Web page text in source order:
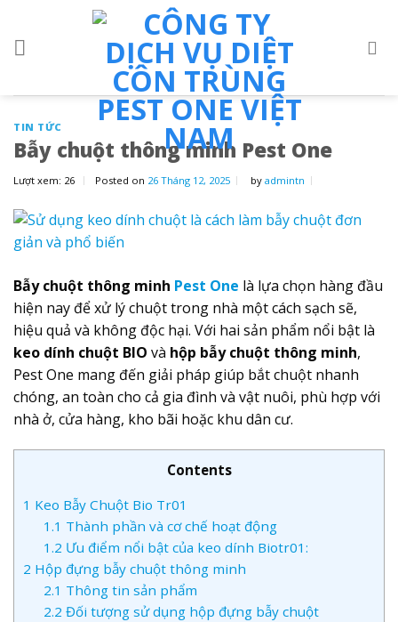
content
TIN TỨC
Bẫy chuột thông minh Pest One
Lượt xem: 26 Posted on 26 Tháng 12, 2025 by admintn
Bẫy chuột thông minh Pest One là lựa chọn hàng đầu
hiện nay để xử lý chuột trong nhà một cách sạch sẽ,
hiệu quả và không độc hại. Với hai sản phẩm nổi bật là
keo dính chuột BIO và hộp bẫy chuột thông minh,
Pest One mang đến giải pháp giúp bắt chuột nhanh
chóng, an toàn cho cả gia đình và vật nuôi, phù hợp với
nhà ở, cửa hàng, kho bãi hoặc khu dân cư.
Contents
1 Keo Bẫy Chuột Bio Tr01
1.1 Thành phần và cơ chế hoạt động
1.2 Ưu điểm nổi bật của keo dính Biotr01:
2 Hộp đựng bẫy chuột thông minh
2.1 Thông tin sản phẩm
2.2 Đối tượng sử dụng hộp đựng bẫy chuột